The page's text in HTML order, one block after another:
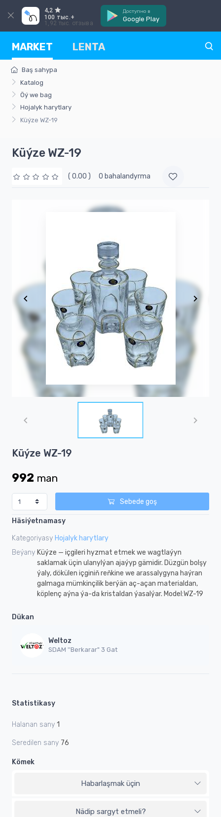
4,2
100 тыс.+
1,92 тыс. отзыва
Доступно в
Google Play
MARKET LENTA
Baş sahypa
Katalog
Öý we bag
Hojalyk harytlary
Küýze WZ-19
Küýze WZ-19
( 0.00 ) 0 bahalandyrma
1
1
Küýze WZ-19
992 man
Sebede goş
Häsiýetnamasy
Kategoriyasy Hojalyk harytlary
Beýany Küýze — içgileri hyzmat etmek we wagtlaýyn
saklamak üçin ulanylýan ajaýyp gämidir. Düzgün bolşy
ýaly, dökülen içginiň reňkine we arassalygyna haýran
galmaga mümkinçilik berýän aç-açan materialdan,
köplenç aýna ýa-da kristaldan ýasalýar. Model:WZ-19
Dükan
Weltoz
SDAM ''Berkarar" 3 Gat
Statistikasy
Halanan sany 1
Seredilen sany 76
Kömek
Habarlaşmak üçin
Nädip sargyt etmeli?